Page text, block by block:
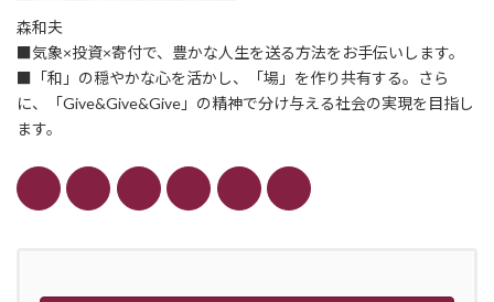
森和夫
■気象×投資×寄付で、豊かな人生を送る方法をお手伝いします。
■「和」の穏やかな心を活かし、「場」を作り共有する。さら
に、「Give&Give&Give」の精神で分け与える社会の実現を目指し
ます。